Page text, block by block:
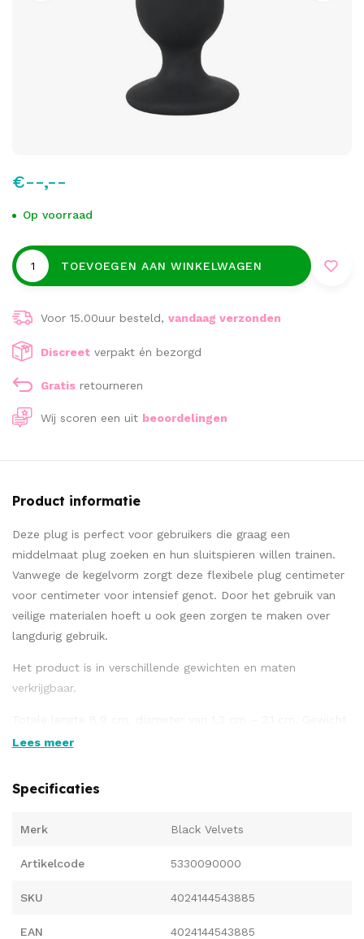
€--,--
Op voorraad
TOEVOEGEN AAN WINKELWAGEN
Voor 15.00uur besteld, vandaag verzonden
Discreet verpakt én bezorgd
Gratis retourneren
Wij scoren een uit beoordelingen
Product informatie
Deze plug is perfect voor gebruikers die graag een
middelmaat plug zoeken en hun sluitspieren willen trainen.
Vanwege de kegelvorm zorgt deze flexibele plug centimeter
voor centimeter voor intensief genot. Door het gebruik van
veilige materialen hoeft u ook geen zorgen te maken over
langdurig gebruik.
Het product is in verschillende gewichten en maten
verkrijgbaar.
75 g.
verordening 1907/2006 / EG.
Lees meer
Specificaties
Merk Black Velvets
Artikelcode 5330090000
SKU 4024144543885
EAN 4024144543885